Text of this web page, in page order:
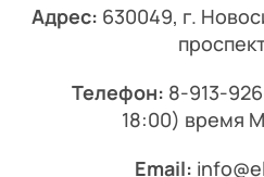
Адрес: 630049, г.
Телефон: 8-913-
18:00) время
Email: